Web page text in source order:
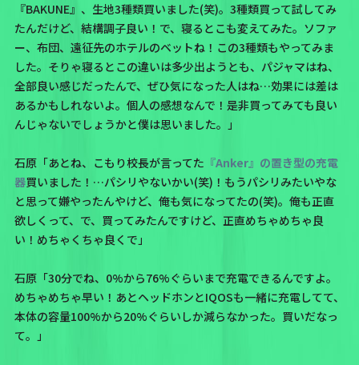
『BAKUNE』、生地3種類買いました(笑)。3種類買って試してみ
たんだけど、結構調子良い！で、寝るとこも変えてみた。ソファ
ー、布団、遠征先のホテルのベットね！この3種類もやってみま
した。そりゃ寝るとこの違いは多少出ようとも、パジャマはね、
全部良い感じだったんで、ぜひ気になった人はね…効果には差は
あるかもしれないよ。個人の感想なんで！是非買ってみても良い
んじゃないでしょうかと僕は思いました。」
石原「あとね、こもり校長が言ってた 『Anker』の置き型の充電
器買いました！…パシリやないかい(笑)！もうパシリみたいやな
と思って嫌やったんやけど、俺も気になってたの(笑)。俺も正直
欲しくって、で、買ってみたんですけど、正直めちゃめちゃ良
い！めちゃくちゃ良くで」
石原「30分でね、0%から76%ぐらいまで充電できるんですよ。
めちゃめちゃ早い！あとヘッドホンとIQOSも一緒に充電してて、
本体の容量100%から20%ぐらいしか減らなかった。買いだなっ
て。」